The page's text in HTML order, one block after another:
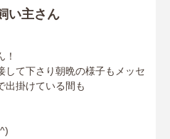
い主さん
して下さり朝晩の様子もメッセ
出掛けている間も